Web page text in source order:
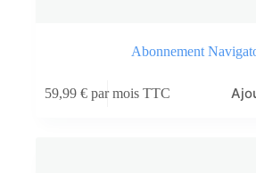
Abonnement
59,99€ par mois TTC